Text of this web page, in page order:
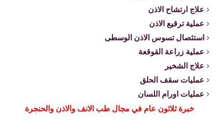
علاج ارتشاح الاذن
عملية ترقيع الاذن
استئصال تسوس الاذن الوسطى
عملية زراعة القوقعة
علاج الشخير
عمليات سقف الحلق
عمليات اورام اللسان
خبرة ثلاثون عام في مجال طب الانف والاذن والحنجرة